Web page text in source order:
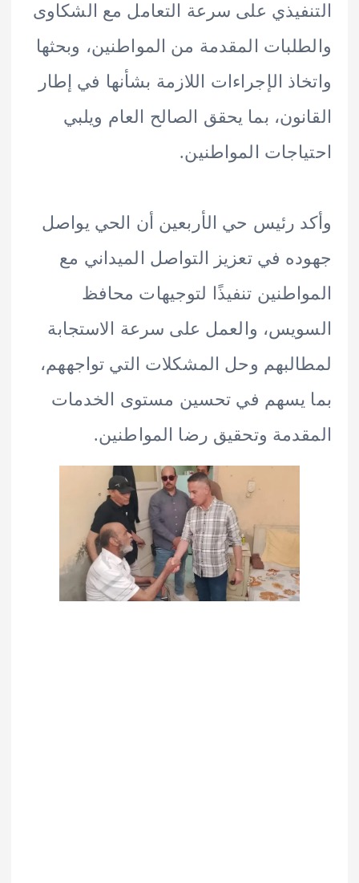
على سرعة التعامل مع الشكاوى
المقدمة من المواطنين، وبحثها
الإجراءات اللازمة بشأنها في إطار
بما يحقق الصالح العام ويلبي
المواطنين.
رئيس حي الأربعين أن الحي يواصل
في تعزيز التواصل الميداني مع
تنفيذًا لتوجيهات محافظ
والعمل على سرعة الاستجابة
وحل المشكلات التي تواجههم،
يسهم في تحسين مستوى الخدمات
وتحقيق رضا المواطنين.